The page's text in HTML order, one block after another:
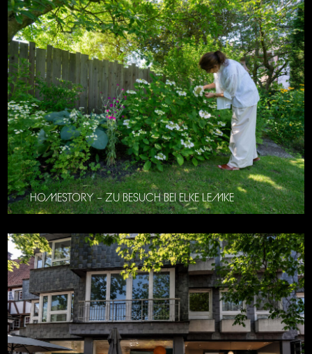
HOMESTORY – ZU BESUCH BEI ELKE LEMKE